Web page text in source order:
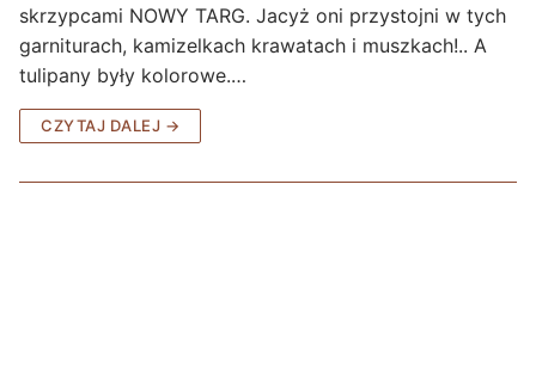
skrzypcami NOWY TARG. Jacyż oni przystojni w tych
garniturach, kamizelkach krawatach i muszkach!.. A
tulipany były kolorowe.…
CZYTAJ DALEJ →